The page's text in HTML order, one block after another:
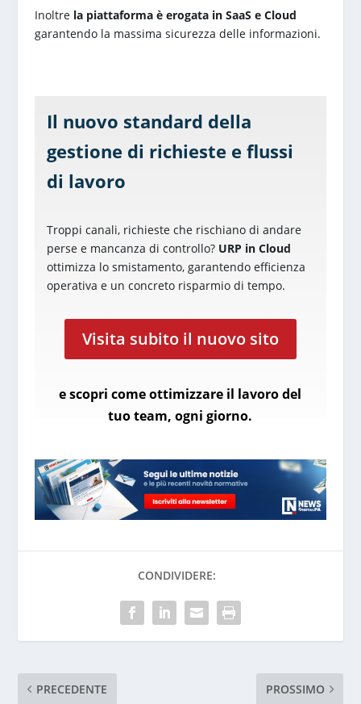
Inoltre la piattaforma è erogata in SaaS e Cloud
garantendo la massima sicurezza delle informazioni.
Il nuovo standard della
gestione di richieste e flussi
di lavoro
Troppi canali, richieste che rischiano di andare
perse e mancanza di controllo?URP in Cloud
ottimizza lo smistamento, garantendo efficienza
operativa e un concreto risparmio di tempo.
Visita subito il nuovo sito
e scopri come ottimizzare il lavoro del
tuo team, ogni giorno.
CONDIVIDERE:
PRECEDENTE PROSSIMO